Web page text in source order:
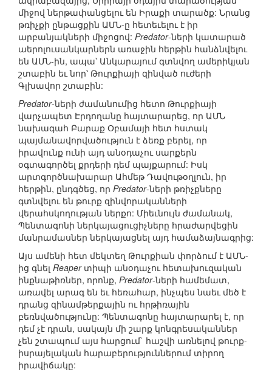
միջով ներթափանցելու են Իրաքի տարածք: Նրանց
թռիչքի ընթացքին ԱՄՆ-ը հետեւելու է իր
արբանյակների միջոցով: Predator-ների կատարած
աերոլուսանկարներն առաջին հերթին հանձնվելու
են ԱՄՆ-ին, ապա՝ Անկարայում գտնվող ամերիկյան
շտաբին եւ նոր՝ Թուրքիայի զինված ուժերի
Գլխավոր շտաբին:
Predator-ների ժամանումից հետո Թուրքիայի
վարչապետ Էրդողանը հայտարարեց, որ ԱՄՆ
նախագահ Բարաք Օբամայի հետ հստակ
պայմանավորվածություն է ձեռք բերել, որ
իրավունք ունի այդ անօդաչու սարքերն
օգտագործել քրդերի դեմ պայքարում: Իսկ
արտգործնախարար Ահմեթ Դավութօղլուն, իր
հերթին, ընդգծեց, որ Predator-ների թռիչքները
գտնվելու են թուրք զինվորականների
վերահսկողության ներքո: Միեւնույն ժամանակ,
Պենտագոնի ներկայացուցիչները հրաժարվեցին
մանրամասներ ներկայացնել այդ համաձայնագրից:
Այս ամենի հետ մեկտեղ Թուրքիան փորձում է ԱՄՆ-
ից գնել Reaperտիպի անօդաչու հետախուզական
ինքնաթիռներ, որոնք, Predator-ների համեմատ,
առավել արագ են եւ հեռահար, ինչպես նաեւ մեծ է
դրանց զինամթերքային ու հրթիռային
բեռնվածությունը: Պենտագոնը հայտարարել է, որ
դեմ չէ դրան, սակայն մի շարք կոնգրեսականներ
չեն շտապում այս հարցում` հաշվի առնելով թուրք-
իսրայելական հարաբերություններում տիրող
իրավիճակը: